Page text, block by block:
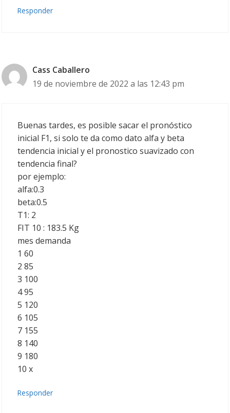
Responder
Cass Caballero
19 de noviembre de 2022 a las 12:43 pm
Buenas tardes, es posible sacar el pronóstico
inicial F1, si solo te da como dato alfa y beta
tendencia inicial y el pronostico suavizado con
tendencia final?
por ejemplo:
alfa:0.3
beta:0.5
T1: 2
FIT 10 : 183.5 Kg
mes demanda
1 60
2 85
3 100
4 95
5 120
6 105
7 155
8 140
9 180
10 x
Responder